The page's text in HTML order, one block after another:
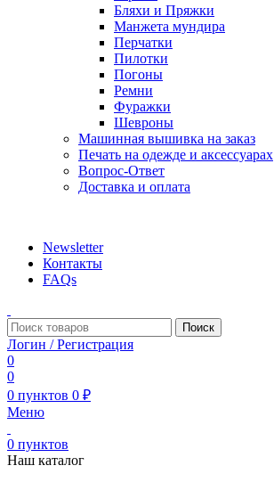
Бляхи и Пряжки
Манжета мундира
Перчатки
Пилотки
Погоны
Ремни
Фуражки
Шевроны
Машинная вышивка на заказ
Печать на одежде и аксессуарах
Вопрос-Ответ
Доставка и оплата
Newsletter
Контакты
FAQs
Поиск
Логин / Регистрация
0
0
0 пунктов 0 ₽
Меню
0 пунктов
Наш каталог